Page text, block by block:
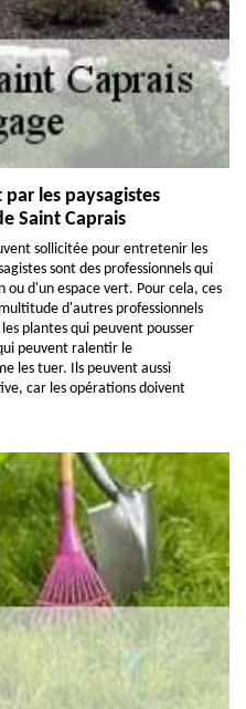
les paysagistes
Saint Caprais
sollicitée pour entretenir les
sont des professionnels qui
d'un espace vert. Pour cela, ces
d'autres professionnels
plantes qui peuvent pousser
peuvent ralentir le
les tuer. Ils peuvent aussi
car les opérations doivent